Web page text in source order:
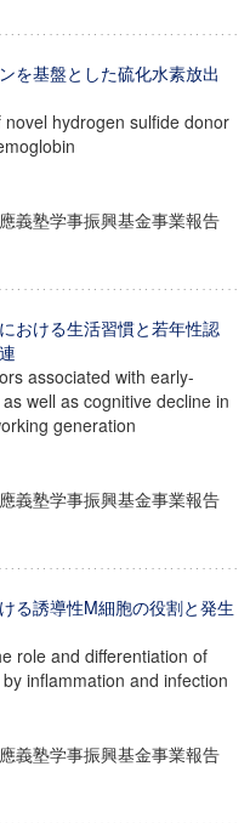
を基盤とした硫化水素放出
novel hydrogen sulfide donor
義塾学事振興基金事業報告
おける生活習慣と若年性認
associated with early-
well as cognitive decline in
generation
義塾学事振興基金事業報告
る誘導性M細胞の役割と発生
role and differentiation of
inflammation and infection
義塾学事振興基金事業報告